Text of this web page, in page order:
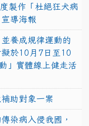
製作「杜絕狂犬病
導海報
養成規律運動的
於10月7日至10
」實體線上健走活
助對象一案
染病入侵我國，